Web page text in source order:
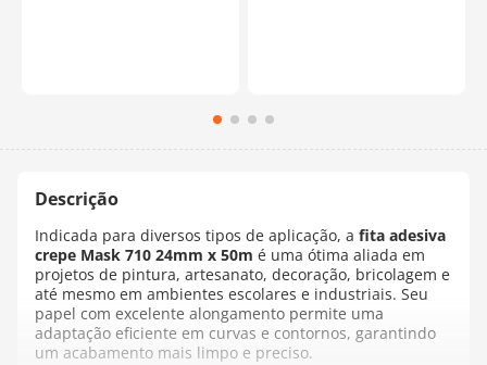
Indicada para diversos tipos de aplicação, a fita adesiva
crepe Mask 710 24mm x 50m é uma ótima aliada em
projetos de pintura, artesanato, decoração, bricolagem e
até mesmo em ambientes escolares e industriais. Seu
papel com excelente alongamento permite uma
adaptação eficiente em curvas e contornos, garantindo
um acabamento mais limpo e preciso.